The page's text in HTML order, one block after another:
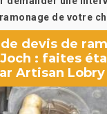
de votre
devis de
: faites
Artisan Lobry